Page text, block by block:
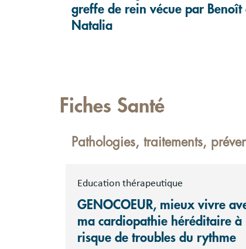
greffe de rein vécue par Benoît
Natalia
Fiches Santé
Pathologies, traitements,
Education thérapeutique
GENOCOEUR, mieux vivre
ma cardiopathie héréditaire à
risque de troubles du rythme